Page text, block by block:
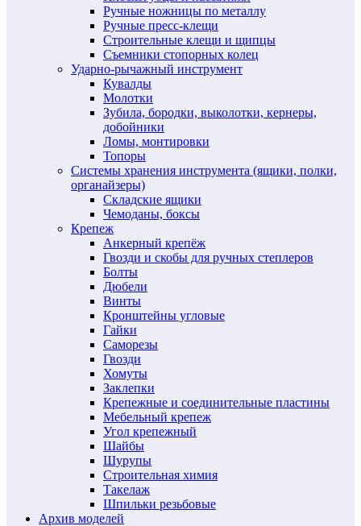
Ручные ножницы по металлу
Ручные пресс-клещи
Строительные клещи и щипцы
Съемники стопорных колец
Ударно-рычажный инструмент
Кувалды
Молотки
Зубила, бородки, выколотки, кернеры,
добойники
Ломы, монтировки
Топоры
Системы хранения инструмента (ящики, полки,
органайзеры)
Складские ящики
Чемоданы, боксы
Крепеж
Анкерный крепёж
Гвозди и скобы для ручных степлеров
Болты
Дюбели
Винты
Кронштейны угловые
Гайки
Саморезы
Гвозди
Хомуты
Заклепки
Крепежные и соединительные пластины
Мебельный крепеж
Угол крепежный
Шайбы
Шурупы
Строительная химия
Такелаж
Шпильки резьбовые
Архив моделей